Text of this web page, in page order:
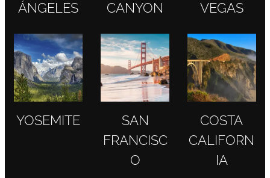
ÁNGELES CANYON VEGAS
YOSEMITE
SAN
FRANCISC
O
COSTA
CALIFORN
IA